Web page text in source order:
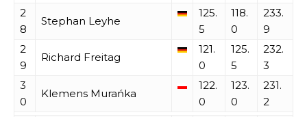
2
8
Stephan Leyhe
125.
5
118.
0
233.
9
2
9
Richard Freitag
121.
0
125.
5
232.
3
3
0
Klemens Murańka
122.
0
123.
0
231.
2